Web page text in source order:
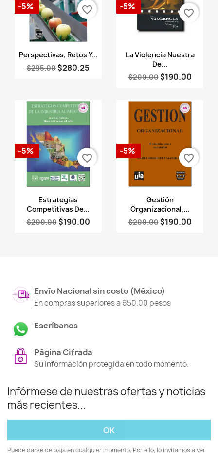
Vista rápida
Perspectivas, Retos Y...
$295.00 $280.25
-5% favorite_border
Vista rápida
La Violencia Nuestra
De...
$200.00 $190.00
-5%
favorite_border
Vista rápida
Estrategias
Competitivas De...
$200.00 $190.00
-5%
favorite_border
Vista rápida
Gestión
Organizacional,...
$200.00 $190.00
-5%
favorite_border
Envío Nacional sin costo (México)
En compras superiores a 650.00 pesos
Escríbanos
Página Cifrada
Su información protegida en todo momento.
Infórmese de nuestras ofertas y noticias
más recientes...
Puede darse de baja en cualquier momento. Por ello, lo invitamos a ver